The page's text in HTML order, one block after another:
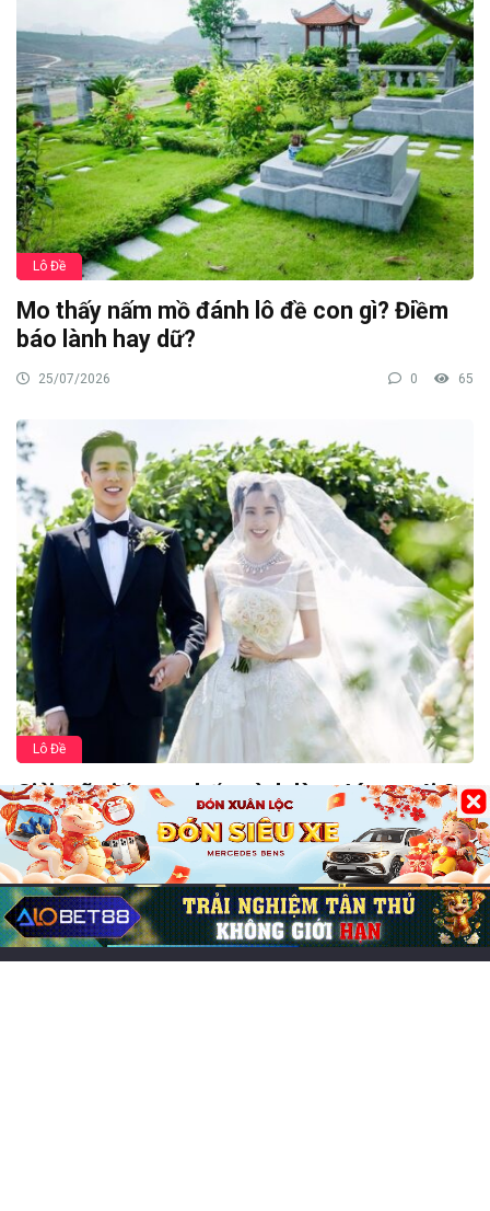
Lô Đề
Mo thấy nấm mồ đánh lô đề con gì? Điềm
báo lành hay dữ?
25/07/2026 0 65
Lô Đề
Giải mã giấc mơ thấy mình làm đám cưới &
con số may mắn
13/06/2026 0 222